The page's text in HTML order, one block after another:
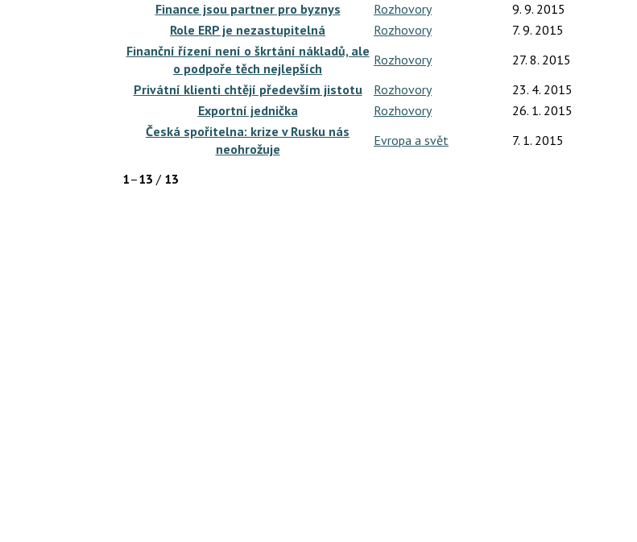
Finance jsou partner pro byznys
Rozhovory
9. 9. 2015
Role ERP je nezastupitelná
Rozhovory
7. 9. 2015
Finanční řízení není o škrtání nákladů, ale
o podpoře těch nejlepších
Rozhovory
27. 8. 2015
Privátní klienti chtějí především jistotu
Rozhovory
23. 4. 2015
Exportní jednička
Rozhovory
26. 1. 2015
Česká spořitelna: krize v Rusku nás
neohrožuje
Evropa a svět 7. 1. 2015
1–13 / 13